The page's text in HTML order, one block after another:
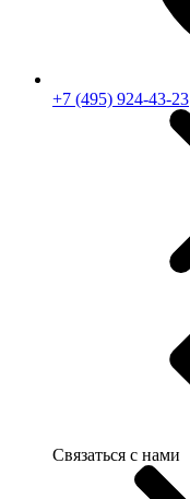
+7 (495) 924-43-23
Связаться с нами